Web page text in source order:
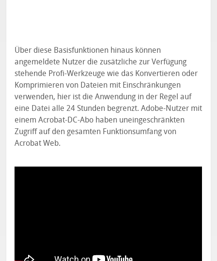
Über diese Basisfunktionen hinaus können
angemeldete Nutzer die zusätzliche zur Verfügung
stehende Profi-Werkzeuge wie das Konvertieren oder
Komprimieren von Dateien mit Einschränkungen
verwenden, hier ist die Anwendung in der Regel auf
eine Datei alle 24 Stunden begrenzt. Adobe-Nutzer mit
einem Acrobat-DC-Abo haben uneingeschränkten
Zugriff auf den gesamten Funktionsumfang von
Acrobat Web.